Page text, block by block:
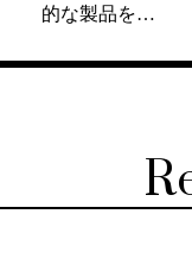
的な製品を…